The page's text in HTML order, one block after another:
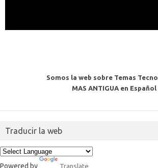
Somos la web sobre Temas
MAS ANTIGUA en Español
Traducir la web
Powered by Translate